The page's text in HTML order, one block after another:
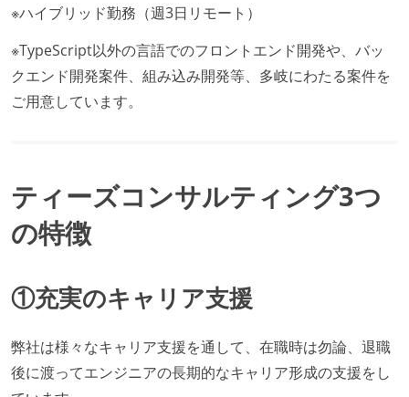
※ハイブリッド勤務（週3日リモート）
※TypeScript以外の言語でのフロントエンド開発や、バッ
クエンド開発案件、組み込み開発等、多岐にわたる案件を
ご用意しています。
ティーズコンサルティング3つ
の特徴
①充実のキャリア支援
弊社は様々なキャリア支援を通して、在職時は勿論、退職
後に渡ってエンジニアの長期的なキャリア形成の支援をし